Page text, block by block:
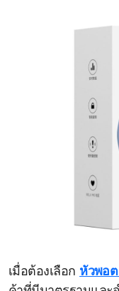
เมื่อต้องเลือก หัวพอ